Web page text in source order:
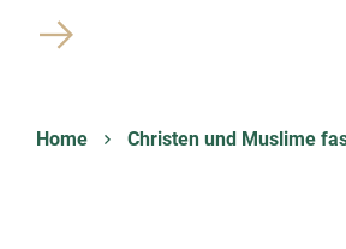
Home Christen und Muslime